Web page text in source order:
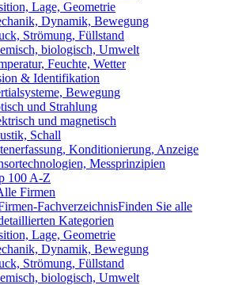
Lage, Geometrie
Dynamik, Bewegung
Strömung, Füllstand
biologisch, Umwelt
Feuchte, Wetter
& Identifikation
Bewegung
und Strahlung
und magnetisch
Schall
Konditionierung, Anzeige
Messprinzipien
100 A-Z
Firmen
FachverzeichnisFinden Sie alle
Kategorien
Lage, Geometrie
Dynamik, Bewegung
Strömung, Füllstand
biologisch, Umwelt